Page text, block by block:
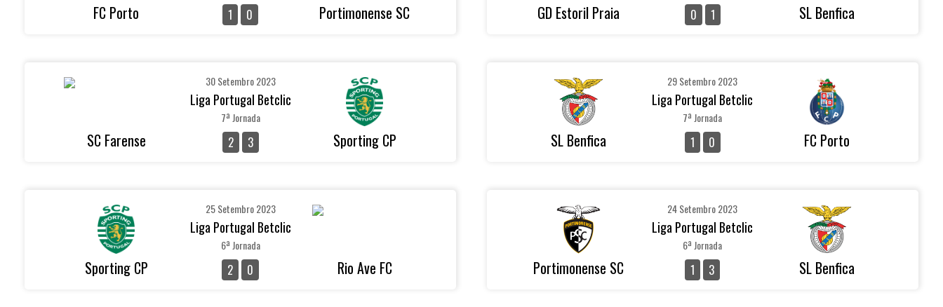
FC Porto 1 0 Portimonense SC GD Estoril Praia 0 1 SL Benfica
SC Farense
30 Setembro 2023
Liga Portugal Betclic
7ª Jornada
2 3 Sporting CP SL Benfica
29 Setembro 2023
Liga Portugal Betclic
7ª Jornada
1 0 FC Porto
Sporting CP
25 Setembro 2023
Liga Portugal Betclic
6ª Jornada
2 0 Rio Ave FC Portimonense SC
24 Setembro 2023
Liga Portugal Betclic
6ª Jornada
1 3 SL Benfica